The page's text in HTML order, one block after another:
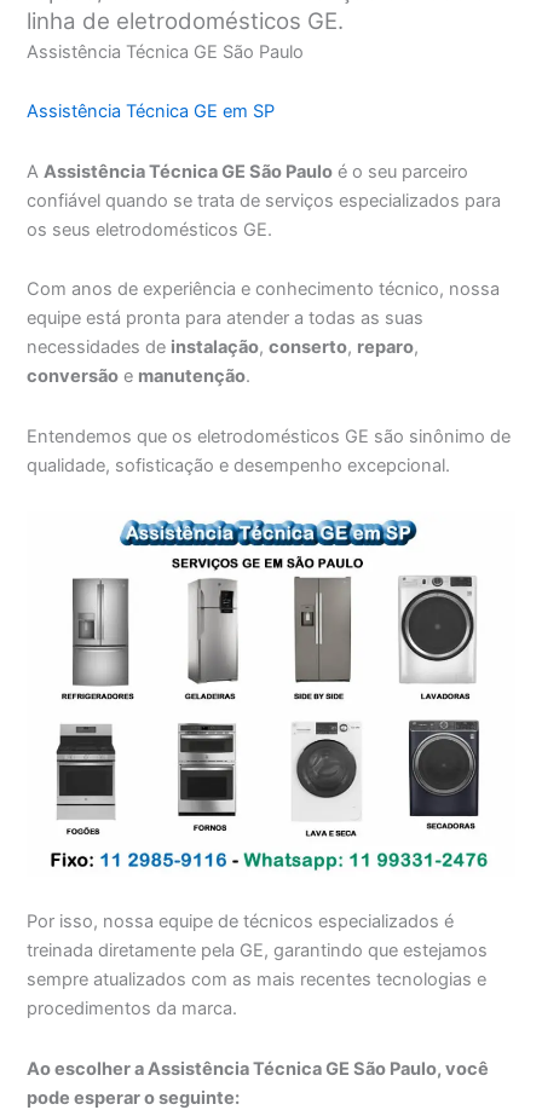
linha de eletrodomésticos GE.
Assistência Técnica GE São Paulo
Assistência Técnica GE em SP
AAssistência Técnica GE São Paulo é o seu parceiro
confiável quando se trata de serviços especializados para
os seus eletrodomésticos GE.
Com anos de experiência e conhecimento técnico, nossa
equipe está pronta para atender a todas as suas
necessidades de instalação,conserto, reparo,
conversão e manutenção.
Entendemos que os eletrodomésticos GE são sinônimo de
qualidade, sofisticação e desempenho excepcional.
Por isso, nossa equipe de técnicos especializados é
treinada diretamente pela GE, garantindo que estejamos
sempre atualizados com as mais recentes tecnologias e
procedimentos da marca.
Ao escolher a Assistência Técnica GE São Paulo, você
pode esperar o seguinte: